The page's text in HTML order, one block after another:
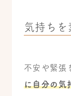
気持ちを
不安や緊張
に自分の気